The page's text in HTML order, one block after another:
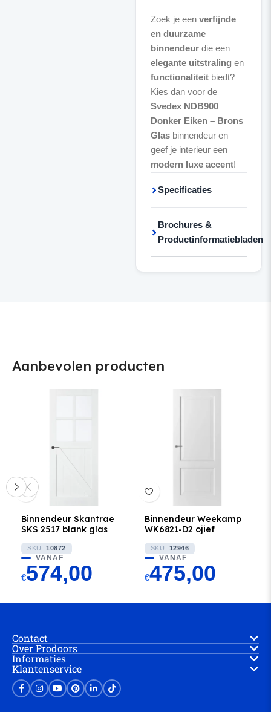
Zoek je een verfijnde
en duurzame
binnendeurdie een
elegante uitstraling en
functionaliteitbiedt?
Kies dan voor de
Svedex NDB900
Donker Eiken – Brons
Glasbinnendeur en
geef je interieur een
modern luxe accent!
Specificaties
Brochures &
Productinformatiebladen
Aanbevolen producten
Binnendeur Skantrae
SKS 2517 blank glas
SKU: 10872
VANAF
€574,00
Binnendeur Weekamp
WK6821-D2 ojief
SKU: 12946
VANAF
€475,00
Contact
Over Prodoors
Informaties
Klantenservice